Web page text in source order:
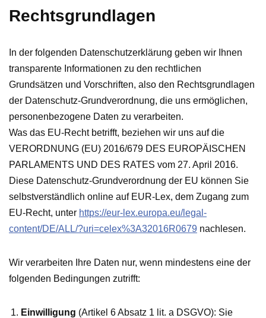
Rechtsgrundlagen
In der folgenden Datenschutzerklärung geben wir Ihnen
transparente Informationen zu den rechtlichen
Grundsätzen und Vorschriften, also den Rechtsgrundlagen
der Datenschutz-Grundverordnung, die uns ermöglichen,
personenbezogene Daten zu verarbeiten.
Was das EU-Recht betrifft, beziehen wir uns auf die
VERORDNUNG (EU) 2016/679 DES EUROPÄISCHEN
PARLAMENTS UND DES RATES vom 27. April 2016.
Diese Datenschutz-Grundverordnung der EU können Sie
selbstverständlich online auf EUR-Lex, dem Zugang zum
EU-Recht, unter https://eur-lex.europa.eu/legal-
content/DE/ALL/?uri=celex%3A32016R0679 nachlesen.
Wir verarbeiten Ihre Daten nur, wenn mindestens eine der
folgenden Bedingungen zutrifft:
Einwilligung (Artikel 6 Absatz 1 lit. a DSGVO): Sie